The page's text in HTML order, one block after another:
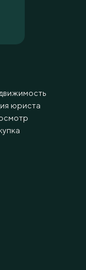
юриста